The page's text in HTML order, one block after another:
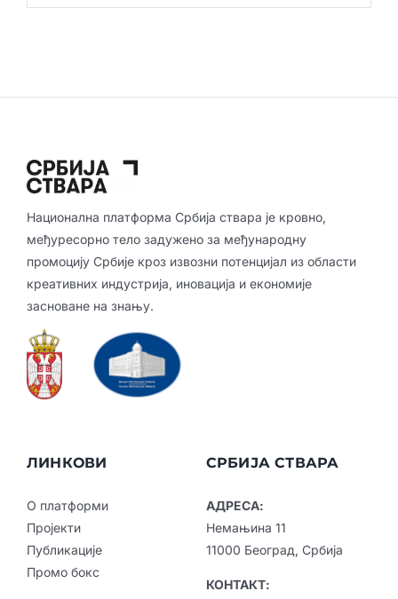
Национална платформа Србија ствара је кровно,
међуресорно тело задужено за међународну
промоцију Србије кроз извозни потенцијал из области
креативних индустрија, иновација и економије
засноване на знању.
ЛИНКОВИ
О платформи
Пројекти
Публикације
Промо бокс
СРБИЈА СТВАРА
АДРЕСА:
Немањина 11
11000 Београд, Србија
КОНТАКТ: